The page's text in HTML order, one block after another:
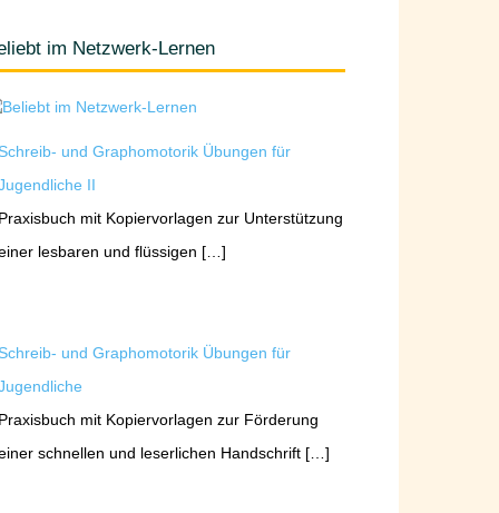
im Netzwerk-Lernen
und Graphomotorik Übungen für
II
mit Kopiervorlagen zur Unterstützung
lesbaren und flüssigen […]
und Graphomotorik Übungen für
mit Kopiervorlagen zur Förderung
schnellen und leserlichen Handschrift […]